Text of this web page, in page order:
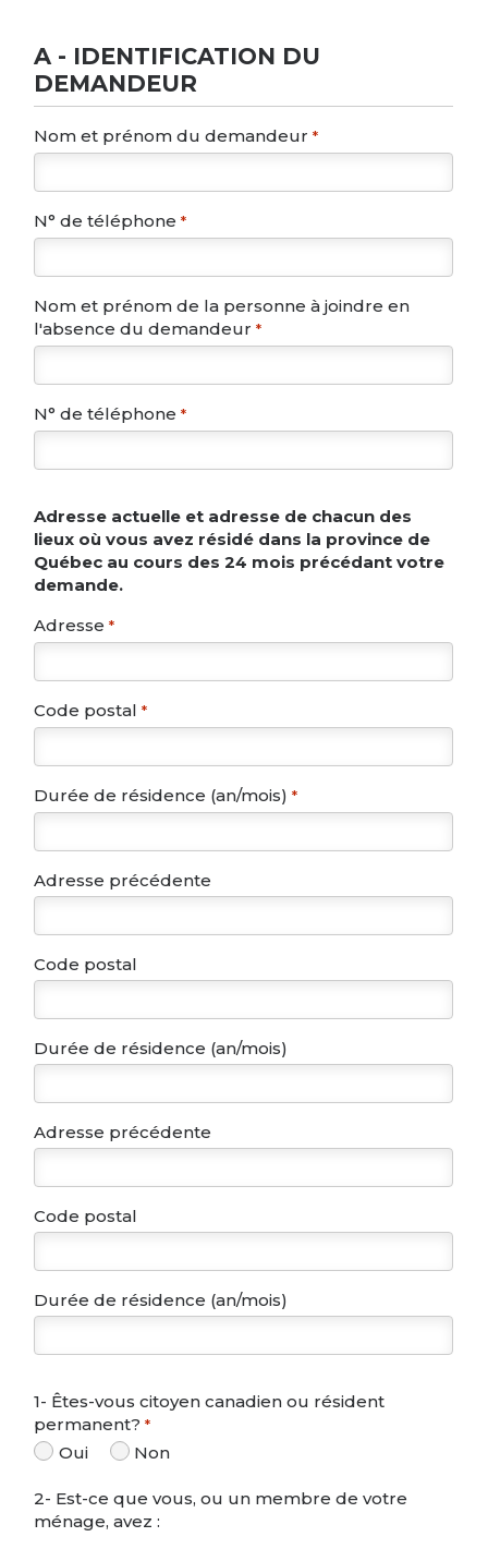
A - IDENTIFICATION DU
DEMANDEUR
Nom et prénom du demandeur *
N° de téléphone *
Nom et prénom de la personne à joindre en
l'absence du demandeur *
N° de téléphone *
Adresse actuelle et adresse de chacun des
lieux où vous avez résidé dans la province de
Québec au cours des 24 mois précédant votre
demande.
Adresse *
Code postal *
Durée de résidence (an/mois) *
Adresse précédente
Code postal
Durée de résidence (an/mois)
Adresse précédente
Code postal
Durée de résidence (an/mois)
1- Êtes-vous citoyen canadien ou résident
permanent? *
Oui Non
2- Est-ce que vous, ou un membre de votre
ménage, avez :